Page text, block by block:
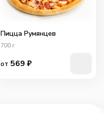
Пицца Румянцев
700 г
от 569 ₽